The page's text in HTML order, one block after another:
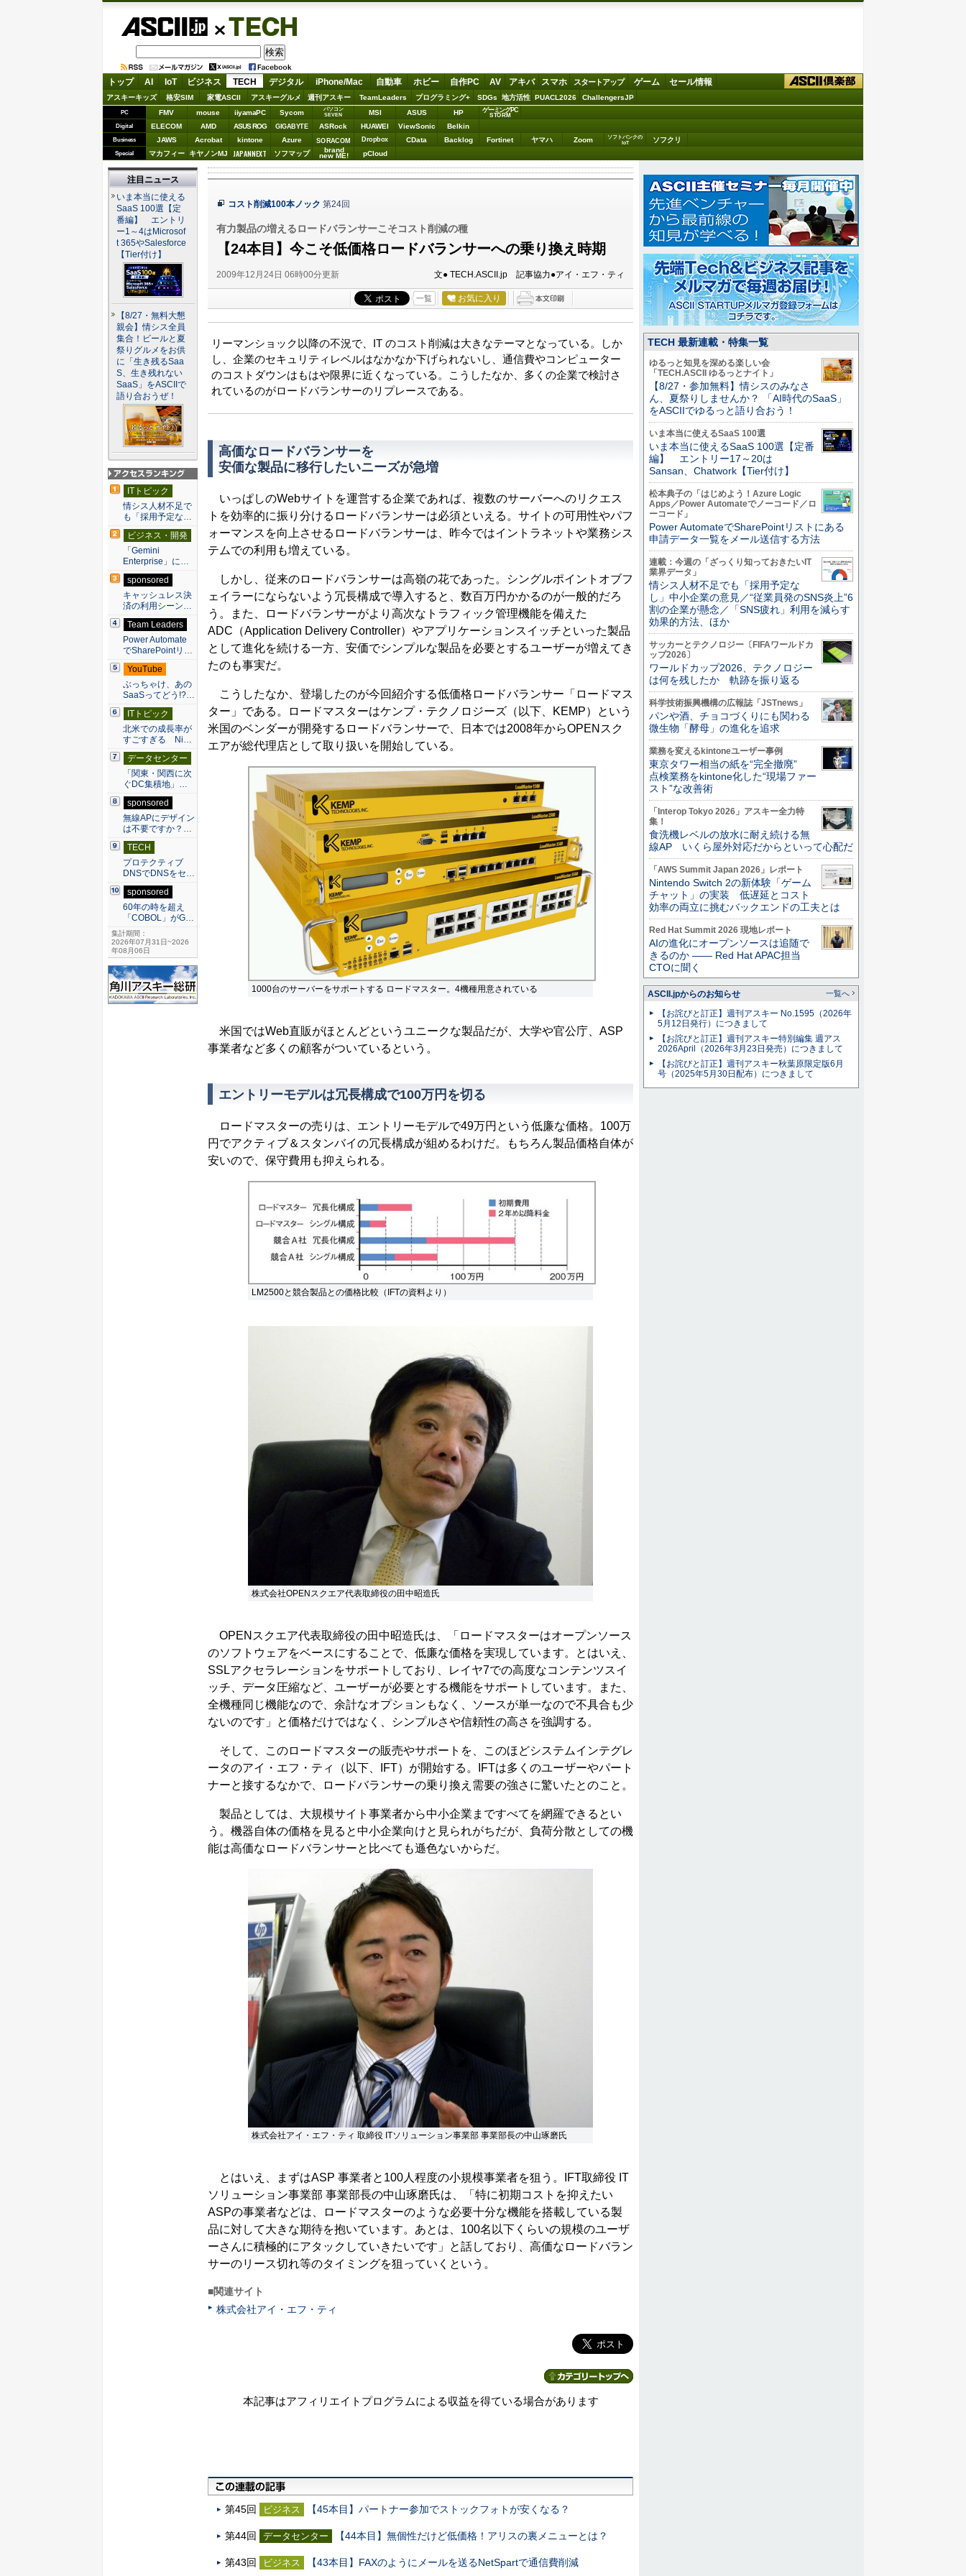
TECH
トップ AI IoT ビジネス TECH デジタル iPhone/Mac 自動車 ホビー 自作PC AV アキバ スマホ スタートアップ ゲーム セール情報
アスキーキッズ 格安SIM 家電ASCII アスキーグルメ 週刊アスキー TeamLeaders プログラミング+ SDGs 地方活性 PUACL2026 ChallengersJP
PC FMV mouse iiyamaPC Sycom
パソコン
SEVEN
MSI ASUS HP ゲーミングPC
STORM
Digital ELECOM AMD ASUS ROG GIGABYTE ASRock HUAWEI ViewSonic Belkin
Business JAWS Acrobat kintone Azure SORACOM Dropbox CData Backlog Fortinet ヤマハ Zoom
ソフトバンクの
IoT
ソフクリ
Special マカフィー キヤノンMJ JAPANNEXT ソフマップ brand
new ME! pCloud
コスト削減100本ノック 第24回
有力製品の増えるロードバランサーこそコスト削減の種
【24本目】今こそ低価格ロードバランサーへの乗り換え時期
2009年12月24日 06時00分更新 文● TECH.ASCII.jp 記事協力●アイ・エフ・ティ
一覧 お気に入り
リーマンショック以降の不況で、IT のコスト削減は大きなテーマとなっている。しか
し、企業のセキュリティレベルはなかなか下げられないし、通信費やコンピューター
のコストダウンはもはや限界に近くなっている。こうしたなか、多くの企業で検討さ
れているのがロードバランサーのリプレースである。
高価なロードバランサーを
安価な製品に移行したいニーズが急増
いっぱしのWebサイトを運営する企業であれば、複数のサーバーへのリクエス
トを効率的に振り分けるロードバランサーは必須といえる。サイトの可用性やパフ
ォーマンスを向上させるロードバランサーは、昨今ではイントラネットや業務シス
テムでの利用も増えている。
しかし、従来のロードバランサーは高嶺の花であった。シングルポイントオブフ
ェイラーにならないよう冗長構成で導入すると、数百万円かかるのが一般的だろ
う。また、ロードバランサーがより高次なトラフィック管理機能を備えた
ADC（Application Delivery Controller）やアプリケーションスイッチといった製品
として進化を続ける一方、安価でシンプルな製品を必要とするユーザーが増えてき
たのも事実だ。
こうしたなか、登場したのが今回紹介する低価格ロードバランサー「ロードマス
ター」である。ロードマスターはケンプ・テクノロジーズ（以下、KEMP）という
米国のベンダーが開発するロードバランサーで、日本では2008年からOPENスク
エアが総代理店として取り扱いを開始している。
1000台のサーバーをサポートする ロードマスター。4機種用意されている
米国ではWeb直販がほとんどというユニークな製品だが、大学や官公庁、ASP
事業者など多くの顧客がついているという。
エントリーモデルは冗長構成で100万円を切る
ロードマスターの売りは、エントリーモデルで49万円という低廉な価格。100万
円でアクティブ＆スタンバイの冗長構成が組めるわけだ。もちろん製品価格自体が
安いので、保守費用も抑えられる。
LM2500と競合製品との価格比較（IFTの資料より）
株式会社OPENスクエア代表取締役の田中昭造氏
OPENスクエア代表取締役の田中昭造氏は、「ロードマスターはオープンソース
のソフトウェアをベースにすることで、低廉な価格を実現しています。とはいえ、
SSLアクセラレーションをサポートしており、レイヤ7での高度なコンテンツスイ
ッチ、データ圧縮など、ユーザーが必要とする機能をサポートしています。また、
全機種同じ機能なので、余計なオプションもなく、ソースが単一なので不具合も少
ないのです」と価格だけではなく、シンプルさや信頼性の高さを強調する。
そして、このロードマスターの販売やサポートを、このほどシステムインテグレ
ータのアイ・エフ・ティ（以下、IFT）が開始する。IFTは多くのユーザーやパート
ナーと接するなかで、ロードバランサーの乗り換え需要の強さに驚いたとのこと。
製品としては、大規模サイト事業者から中小企業まですべてを網羅できるとい
う。機器自体の価格を見ると中小企業向けと見られがちだが、負荷分散としての機
能は高価なロードバランサーと比べても遜色ないからだ。
株式会社アイ・エフ・ティ 取締役 ITソリューション事業部 事業部長の中山琢磨氏
とはいえ、まずはASP 事業者と100人程度の小規模事業者を狙う。IFT取締役 IT
ソリューション事業部 事業部長の中山琢磨氏は、「特に初期コストを抑えたい
ASPの事業者などは、ロードマスターのような必要十分な機能を搭載している製
品に対して大きな期待を抱いています。あとは、100名以下くらいの規模のユーザ
ーさんに積極的にアタックしていきたいです」と話しており、高価なロードバラン
サーのリース切れ等のタイミングを狙っていくという。
■関連サイト
株式会社アイ・エフ・ティ
本記事はアフィリエイトプログラムによる収益を得ている場合があります
第45回 ビジネス 【45本目】パートナー参加でストックフォトが安くなる？
第44回 データセンター 【44本目】無個性だけど低価格！アリスの裏メニューとは？
第43回 ビジネス 【43本目】FAXのようにメールを送るNetSpartで通信費削減
注目ニュース
いま本当に使える
SaaS 100選【定
番編】 エントリ
ー1～4はMicrosof
t 365やSalesforce
【Tier付け】
【8/27・無料大懇
親会】情シス全員
集合！ビールと夏
祭りグルメをお供
に「生き残るSaa
S、生き残れない
SaaS」をASCIIで
語り合おうぜ！
アクセスランキン
グ
ITトピック
情シス人材不足で
も「採用予定な…
ビジネス・開発
「Gemini
Enterprise」に…
sponsored
キャッシュレス決
済の利用シーン…
Team Leaders
Power Automate
でSharePointリ…
YouTube
ぶっちゃけ、あの
SaaSってどう!?…
ITトピック
北米での成長率が
すごすぎる Ni…
データセンター
「関東・関西に次
ぐDC集積地」…
sponsored
無線APにデザイン
は不要ですか？…
TECH
プロテクティブ
DNSでDNSをセ…
sponsored
60年の時を超え
「COBOL」がG…
集計期間：
2026年07月31日~2026
年08月06日
TECH 最新連載・特集一覧
ゆるっと知見を深める楽しい会
「TECH.ASCII ゆるっとナイト」
【8/27・参加無料】情シスのみなさ
ん、夏祭りしませんか？ 「AI時代のSaaS」
をASCIIでゆるっと語り合おう！
いま本当に使えるSaaS 100選
いま本当に使えるSaaS 100選【定番
編】 エントリー17～20は
Sansan、Chatwork【Tier付け】
松本典子の「はじめよう！Azure Logic
Apps／Power Automateでノーコード／ロ
ーコード」
Power AutomateでSharePointリストにある
申請データ一覧をメール送信する方法
連載：今週の「ざっくり知っておきたいIT
業界データ」
情シス人材不足でも「採用予定な
し」中小企業の意見／“従業員発のSNS炎上”6
割の企業が懸念／「SNS疲れ」利用を減らす
効果的方法、ほか
サッカーとテクノロジー〔FIFAワールドカ
ップ2026〕
ワールドカップ2026、テクノロジー
は何を残したか 軌跡を振り返る
科学技術振興機構の広報誌「JSTnews」
パンや酒、チョコづくりにも関わる
微生物「酵母」の進化を追求
業務を変えるkintoneユーザー事例
東京タワー相当の紙を“完全撤廃”
点検業務をkintone化した“現場ファー
スト”な改善術
「Interop Tokyo 2026」アスキー全力特
集！
食洗機レベルの放水に耐え続ける無
線AP いくら屋外対応だからといって心配だ
「AWS Summit Japan 2026」レポート
Nintendo Switch 2の新体験「ゲーム
チャット」の実装 低遅延とコスト
効率の両立に挑むバックエンドの工夫とは
Red Hat Summit 2026 現地レポート
AIの進化にオープンソースは追随で
きるのか ―― Red Hat APAC担当
CTOに聞く
ASCII.jpからのお知らせ 一覧へ
【お詫びと訂正】週刊アスキー No.1595（2026年
5月12日発行）につきまして
【お詫びと訂正】週刊アスキー特別編集 週アス
2026April（2026年3月23日発売）につきまして
【お詫びと訂正】週刊アスキー秋葉原限定版6月
号（2025年5月30日配布）につきまして